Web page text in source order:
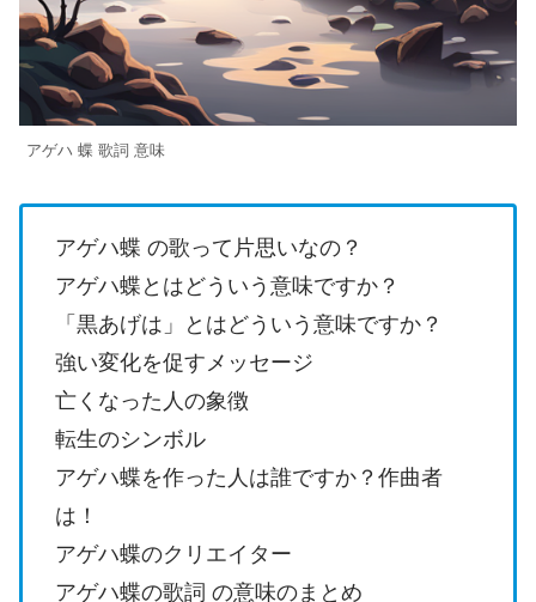
アゲハ 蝶 歌詞 意味
アゲハ蝶 の歌って片思いなの？
アゲハ蝶とはどういう意味ですか？
「黒あげは」とはどういう意味ですか？
強い変化を促すメッセージ
亡くなった人の象徴
転生のシンボル
アゲハ蝶を作った人は誰ですか？作曲者
は！
アゲハ蝶のクリエイター
アゲハ蝶の歌詞 の意味のまとめ